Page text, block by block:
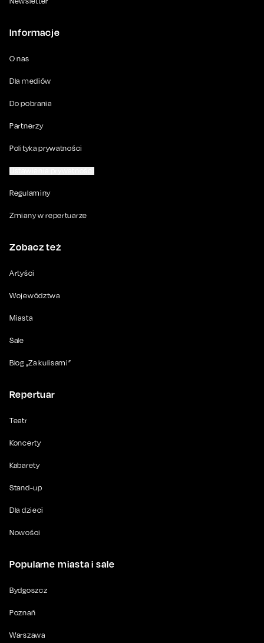
Informacje
O nas
Dla mediów
Do pobrania
Partnerzy
Polityka prywatności
Regulaminy
Zmiany w repertuarze
Zobacz też
Artyści
Województwa
Miasta
Sale
Blog „Za kulisami”
Repertuar
Teatr
Koncerty
Kabarety
Stand-up
Dla dzieci
Nowości
Popularne miasta i sale
Bydgoszcz
Poznań
Warszawa